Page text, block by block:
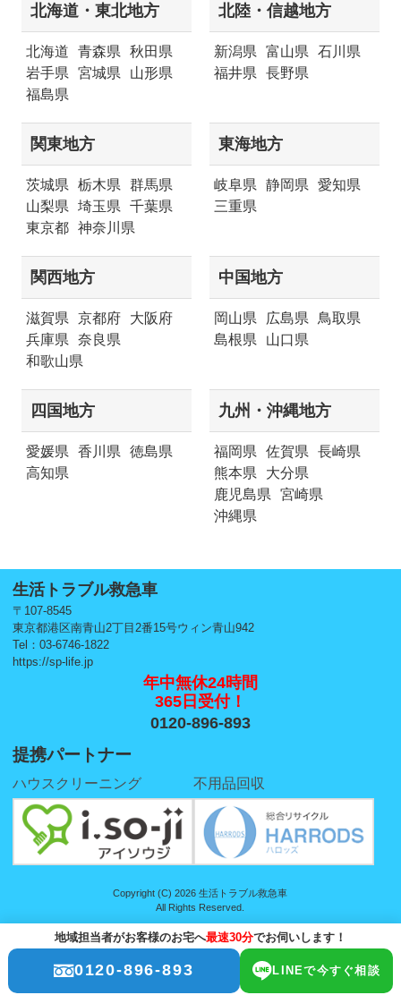
北海道・東北地方
北海道 青森県
秋田県
岩手県
宮城県
山形県
福島県
北陸・信越地方
新潟県 富山県
石川県
福井県
長野県
関東地方
茨城県 栃木県
群馬県
山梨県
埼玉県
千葉県
東京都
神奈川県
東海地方
岐阜県 静岡県
愛知県
三重県
関西地方
滋賀県 京都府
大阪府
兵庫県
奈良県
和歌山県
中国地方
岡山県 広島県
鳥取県
島根県
山口県
四国地方
愛媛県 香川県
徳島県
高知県
九州・沖縄地方
福岡県 佐賀県
長崎県
熊本県
大分県
鹿児島県
宮崎県
沖縄県
地域担当者がお客様のお宅へ最速30分でお伺いします！
0120-896-893 LINEで今すぐ相談
生活トラブル救急車
〒107-8545
東京都港区南青山2丁目2番15号ウィン青山942
Tel：03-6746-1822
https://sp-life.jp
年中無休24時間
365日受付！
0120-896-893
提携パートナー
ハウスクリーニング 不用品回収
Copyright (C) 2026 生活トラブル救急車
All Rights Reserved.